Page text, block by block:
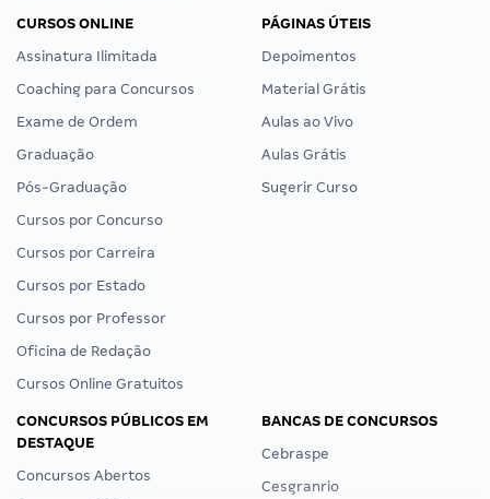
CURSOS ONLINE
Assinatura Ilimitada
Coaching para Concursos
Exame de Ordem
Graduação
Pós-Graduação
Cursos por Concurso
Cursos por Carreira
Cursos por Estado
Cursos por Professor
Oficina de Redação
Cursos Online Gratuitos
PÁGINAS ÚTEIS
Depoimentos
Material Grátis
Aulas ao Vivo
Aulas Grátis
Sugerir Curso
CONCURSOS PÚBLICOS EM
DESTAQUE
Concursos Abertos
BANCAS DE CONCURSOS
Cebraspe
Cesgranrio